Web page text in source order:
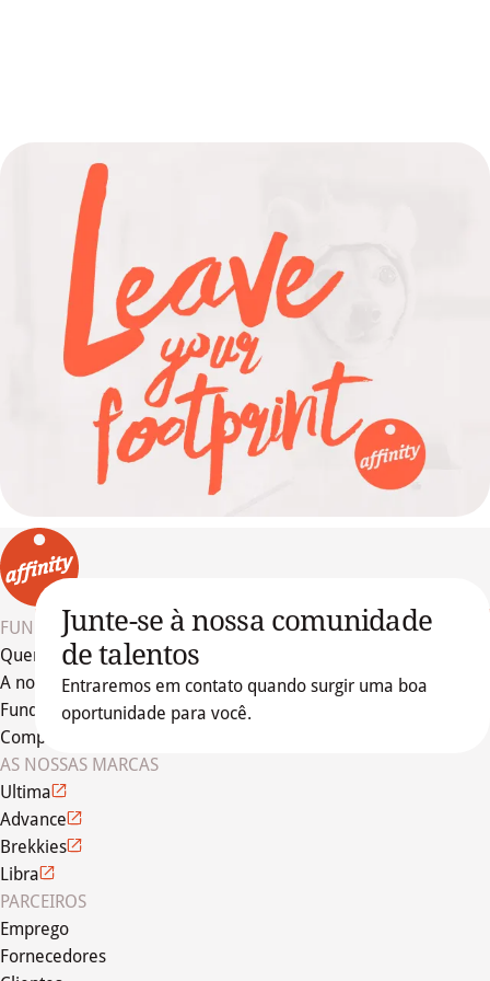
Junte-se à nossa comunidade
de talentos
Entraremos em contato quando surgir uma boa
oportunidade para você.
Juntar-se agora
FUNDAÇÃO PETCARE
Quem somos
A nossa equipa
Fundação Affinity
Compromisso ético
AS NOSSAS MARCAS
Ultima
Advance
Brekkies
Libra
PARCEIROS
Emprego
Fornecedores